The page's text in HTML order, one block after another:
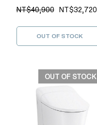
NT$40,900 NT$32,720
OUT OF STOCK
OUT OF STOCK